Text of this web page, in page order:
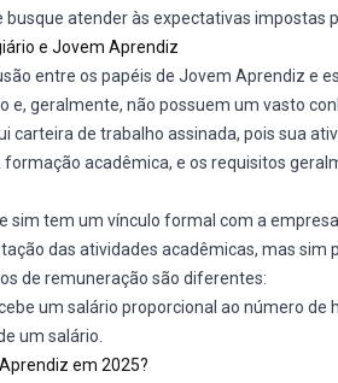
busque atender às expectativas impostas
e Jovem Aprendiz
entre os papéis de Jovem Aprendiz e
e, geralmente, não possuem um vasto
carteira de trabalho assinada, pois sua
acadêmica, e os requisitos
sim tem um vínculo formal com a
das atividades acadêmicas, mas sim
de remuneração são diferentes:
um salário proporcional ao número
um salário.
em 2025?